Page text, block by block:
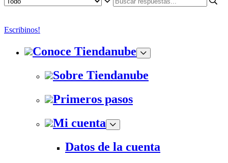
Escribinos!
Conoce Tiendanube
Sobre Tiendanube
Primeros pasos
Mi cuenta
Datos de la cuenta